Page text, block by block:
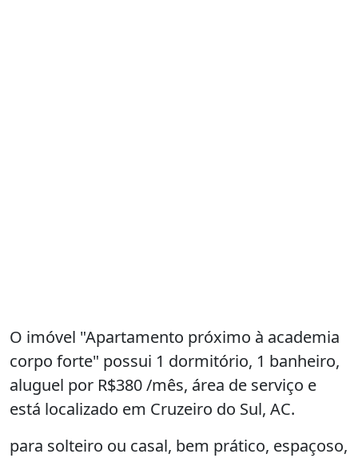
O imóvel "Apartamento próximo à academia
corpo forte" possui 1 dormitório, 1 banheiro,
aluguel por R$380 /mês, área de serviço e
está localizado em Cruzeiro do Sul, AC.
para solteiro ou casal, bem prático, espaçoso,